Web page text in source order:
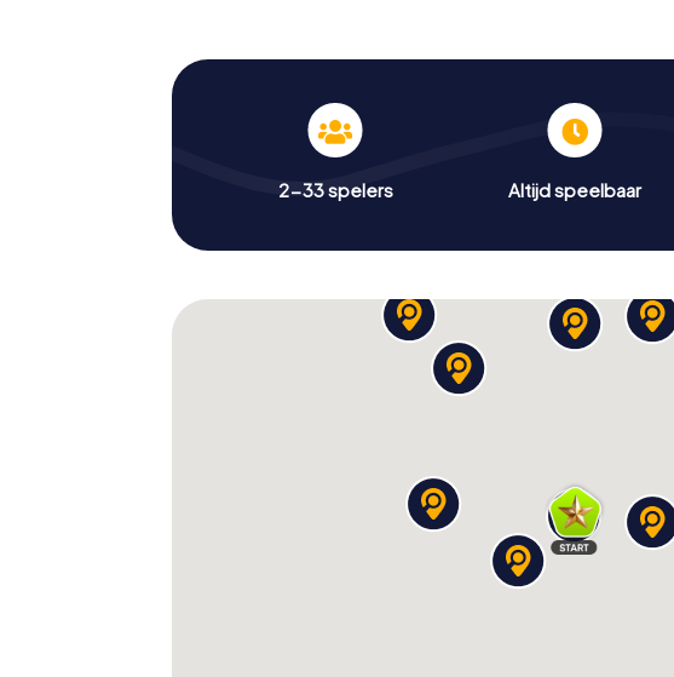
2-33 spelers Altijd speelbaar